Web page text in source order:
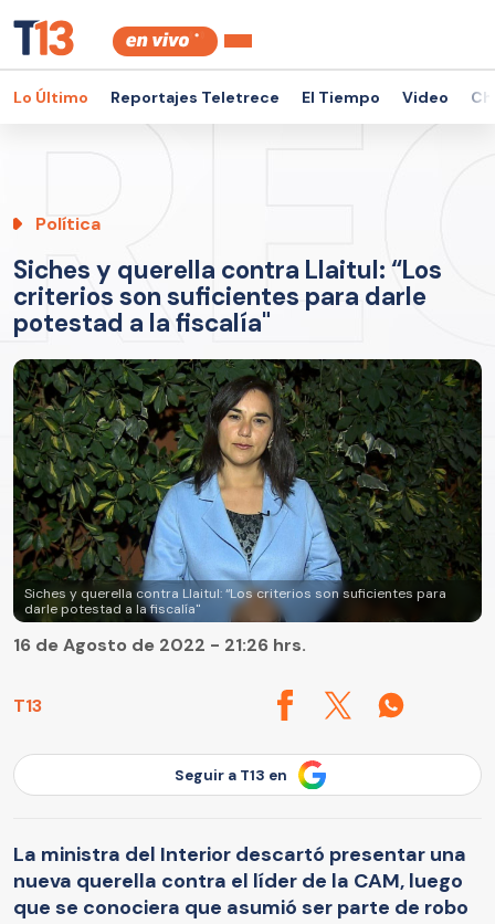
Lo Último Reportajes Teletrece El Tiempo Video
Política
Siches y querella contra Llaitul: “Los
criterios son suficientes para darle
potestad a la fiscalía"
Siches y querella contra Llaitul: “Los criterios son suficientes para
darle potestad a la fiscalía"
T13
16 de Agosto de 2022 - 21:26 hrs.
Seguir a T13 en
La ministra del Interior descartó presentar una
nueva querella contra el líder de la CAM, luego
que se conociera que asumió ser parte de robo